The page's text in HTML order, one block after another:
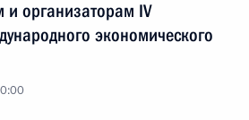
и организаторам IV
экономического